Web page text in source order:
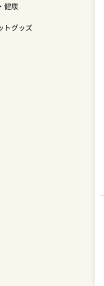
健康
トグッズ